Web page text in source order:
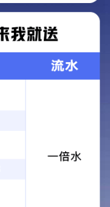
源：卓识网安